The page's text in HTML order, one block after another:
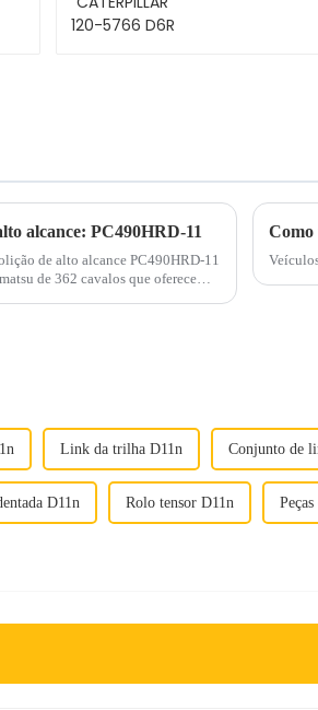
alcance: PC490HRD-11
de alto alcance PC490HRD-11
Link da trilha D11n Conjunto de
D11n Rolo tensor D11n